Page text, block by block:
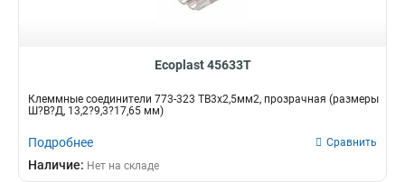
Ecoplast 45633T
Клеммные соединители 773-323 ТВ3х2,5мм2, прозрачная (размеры
Ш?В?Д, 13,2?9,3?17,65 мм)
Подробнее Сравнить
Наличие: Нет на складе